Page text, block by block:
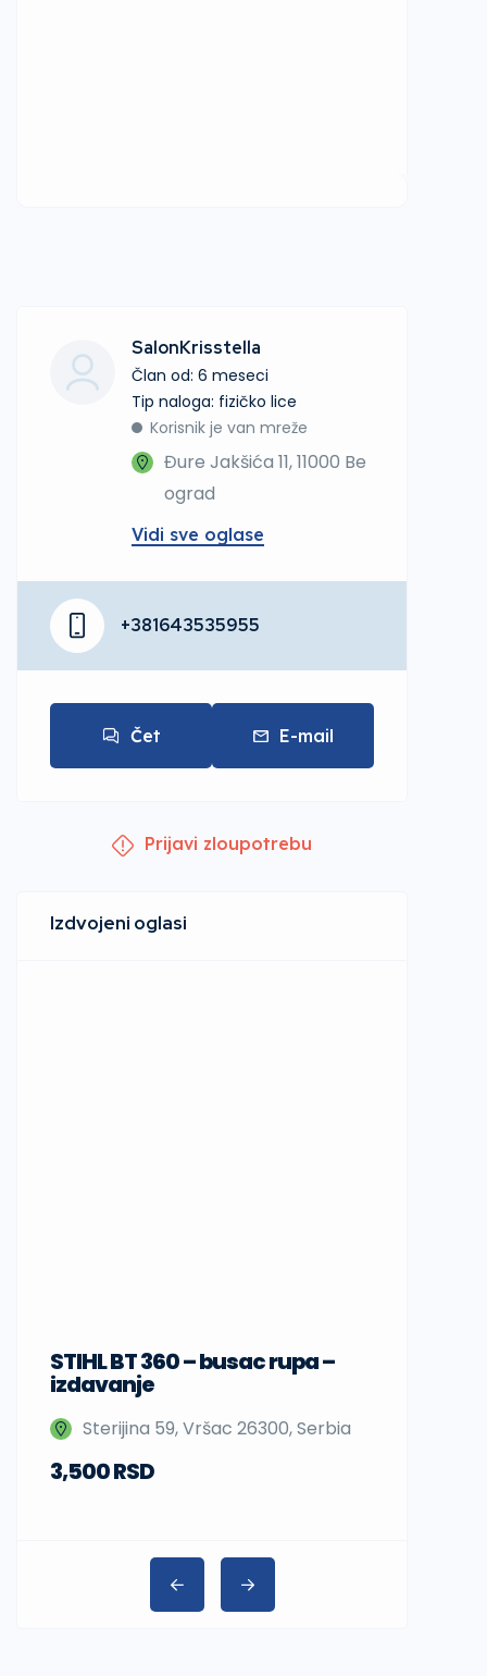
SalonKrisstella
Član od: 6 meseci
tip naloga: fizičko lice
Korisnik je van mreže
Đure Jakšića 11, 11000 Be
ograd
Vidi sve oglase
+381643535955
Čet E-mail
Prijavi zloupotrebu
STIHL BT 360 – busac rupa –
izdavanje
Sterijina 59, Vršac 26300, Serbia
3,500 RSD